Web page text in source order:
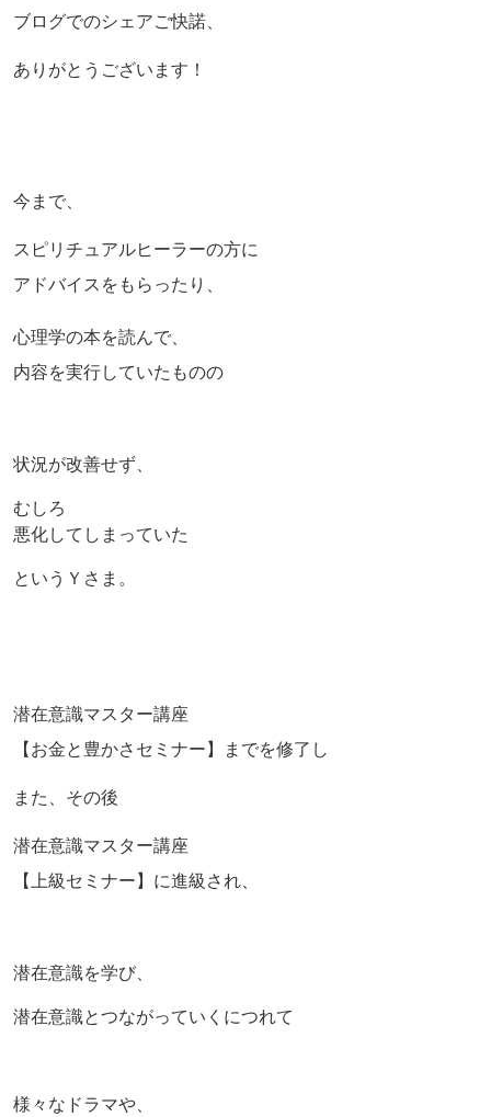
ブログでのシェアご快諾、
ありがとうございます！
今まで、
スピリチュアルヒーラーの方に
アドバイスをもらったり、
心理学の本を読んで、
内容を実行していたものの
状況が改善せず、
むしろ
悪化してしまっていた
というＹさま。
潜在意識マスター講座
【お金と豊かさセミナー】までを修了し
また、その後
潜在意識マスター講座
【上級セミナー】に進級され、
潜在意識を学び、
潜在意識とつながっていくにつれて
様々なドラマや、